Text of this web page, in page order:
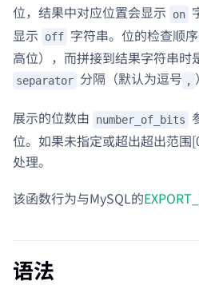
位，结果中对应位置会显示
on
显示
off 字符串。位的检查顺
高位），而拼接到结果字符串
separator 分隔（默认为逗号 ,
展示的位数由 number_of_bits
位。如果未指定或超出超出范围
处理。
该函数行为与MySQL的
语法